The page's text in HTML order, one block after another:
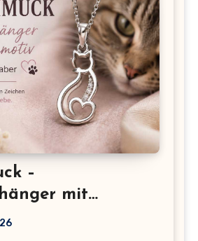
–
mit
für